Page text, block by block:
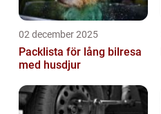
02 december 2025
Packlista för lång bilresa
med husdjur